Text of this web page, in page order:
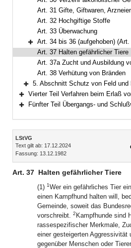
Art. 31 Gifte, Giftwaren,
Art. 32 Hochgiftige Stoffe
Art. 33 Überwachung
Bereich erweitern
Art. 34 bis 36 (aufgehoben) (Art.
Art. 37 Halten gefährlicher Tiere
Art. 37a Zucht und Ausbildung
Art. 38 Verhütung von Bränden
Bereich erweitern
5. Abschnitt Schutz von Feld und
Bereich erweitern
Vierter Teil Verfahren beim Erlaß von
Fünfter Teil Übergangs- und
Inhalt
LStVG
Text gilt ab: 17.12.2024
Fassung: 13.12.1982
Art. 37 Halten gefährlicher Tiere
(1) 1Wer ein gefährliches Tier
einen Kampfhund halten will,
Gemeinde, soweit das
vorschreibt. 2 Kampfhunde sind
rassespezifischer Merkmale,
einer gesteigerten Aggressivität
gegenüber Menschen oder